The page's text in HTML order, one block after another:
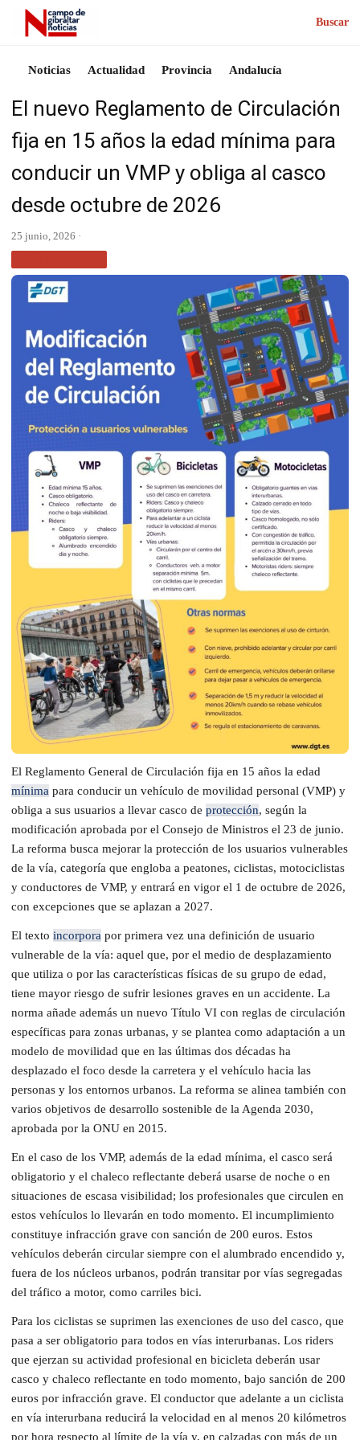
Buscar
Noticias Actualidad Provincia Andalucía
El nuevo Reglamento de Circulación
fija en 15 años la edad mínima para
conducir un VMP y obliga al casco
desde octubre de 2026
25 junio, 2026 ·
El Reglamento General de Circulación fija en 15 años la edad
mínima para conducir un vehículo de movilidad personal (VMP) y
obliga a sus usuarios a llevar casco de protección, según la
modificación aprobada por el Consejo de Ministros el 23 de junio.
La reforma busca mejorar la protección de los usuarios vulnerables
de la vía, categoría que engloba a peatones, ciclistas, motociclistas
y conductores de VMP, y entrará en vigor el 1 de octubre de 2026,
con excepciones que se aplazan a 2027.
El texto incorpora por primera vez una definición de usuario
vulnerable de la vía: aquel que, por el medio de desplazamiento
que utiliza o por las características físicas de su grupo de edad,
tiene mayor riesgo de sufrir lesiones graves en un accidente. La
norma añade además un nuevo Título VI con reglas de circulación
específicas para zonas urbanas, y se plantea como adaptación a un
modelo de movilidad que en las últimas dos décadas ha
desplazado el foco desde la carretera y el vehículo hacia las
personas y los entornos urbanos. La reforma se alinea también con
varios objetivos de desarrollo sostenible de la Agenda 2030,
aprobada por la ONU en 2015.
En el caso de los VMP, además de la edad mínima, el casco será
obligatorio y el chaleco reflectante deberá usarse de noche o en
situaciones de escasa visibilidad; los profesionales que circulen en
estos vehículos lo llevarán en todo momento. El incumplimiento
constituye infracción grave con sanción de 200 euros. Estos
vehículos deberán circular siempre con el alumbrado encendido y,
fuera de los núcleos urbanos, podrán transitar por vías segregadas
del tráfico a motor, como carriles bici.
Para los ciclistas se suprimen las exenciones de uso del casco, que
pasa a ser obligatorio para todos en vías interurbanas. Los riders
que ejerzan su actividad profesional en bicicleta deberán usar
casco y chaleco reflectante en todo momento, bajo sanción de 200
euros por infracción grave. El conductor que adelante a un ciclista
en vía interurbana reducirá la velocidad en al menos 20 kilómetros
por hora respecto al límite de la vía y, en calzadas con más de un